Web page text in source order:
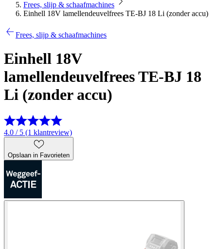
Frees, slijp & schaafmachines
Einhell 18V lamellendeuvelfrees TE-BJ 18 Li (zonder accu)
Frees, slijp & schaafmachines
Einhell 18V
lamellendeuvelfrees TE-BJ 18
Li (zonder accu)
4.0 / 5 (1 klantreview)
Opslaan in Favorieten